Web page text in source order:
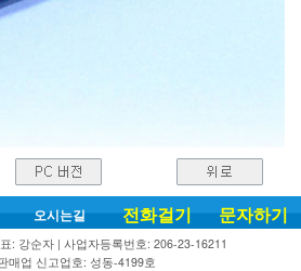
오시는길 전화걸기 문자하기
: 강순자 | 사업자등록번호: 206-23-16211
매업 신고업호: 성동-4199호